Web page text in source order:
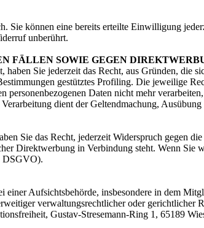
können eine bereits erteilte Einwilligung
unberührt.
FÄLLEN SOWIE GEGEN
Sie jederzeit das Recht, aus Gründen, die
gestütztes Profiling. Die jeweilige
Daten nicht mehr
dient der Geltendmachung,
Sie das Recht, jederzeit Widerspruch gegen
Direktwerbung in Verbindung steht. Wenn Sie
DSGVO).
Aufsichtsbehörde, insbesondere in dem
verwaltungsrechtlicher oder gerichtlicher
Gustav-Stresemann-Ring 1, 65189